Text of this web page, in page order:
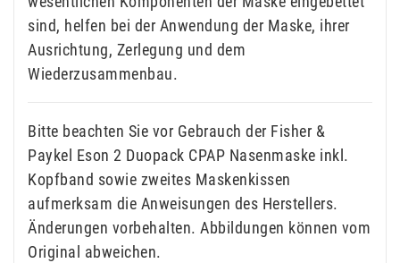
sind, helfen bei der Anwendung der Maske, ihrer
Ausrichtung, Zerlegung und dem
Wiederzusammenbau.
Bitte beachten Sie vor Gebrauch der Fisher &
Paykel Eson 2 Duopack CPAP Nasenmaske inkl.
Kopfband sowie zweites Maskenkissen
aufmerksam die Anweisungen des Herstellers.
Änderungen vorbehalten. Abbildungen können vom
Original abweichen.